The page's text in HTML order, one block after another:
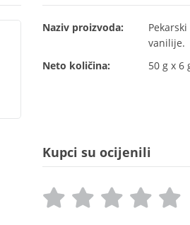
Naziv proizvoda:
vanilije.
Neto količina:
50 g x 6
Kupci su ocijenili